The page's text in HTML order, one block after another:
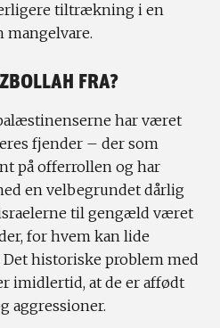
tiltrækning i en
mangelvare.
FRA?
har været
fjender – der som
på offerrollen og har
en velbegrundet dårlig
til gengæld været
for hvem kan lide
Det historiske problem med
imidlertid, at de er affødt
aggressioner.